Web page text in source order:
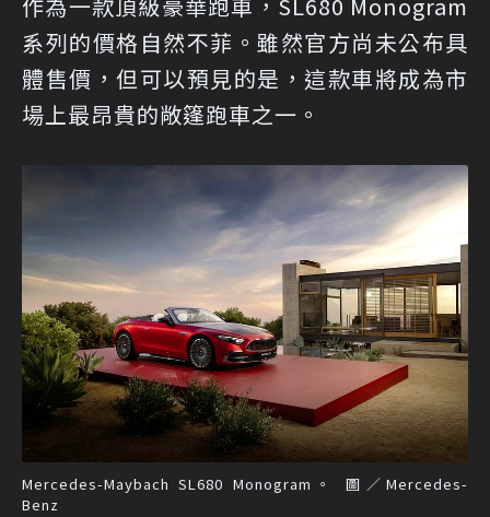
系列的價格自然不菲。雖然官方尚未公布具
體售價，但可以預見的是，這款車將成為市
場上最昂貴的敞篷跑車之一。
Mercedes-Maybach SL680 Monogram。 圖／Mercedes-
Benz